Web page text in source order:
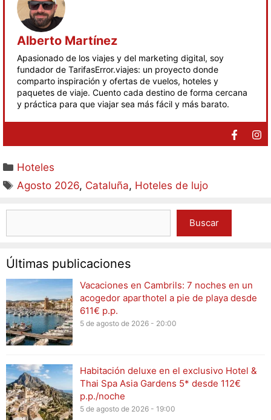
Alberto Martínez
Apasionado de los viajes y del marketing digital, soy
fundador de TarifasError.viajes: un proyecto donde
comparto inspiración y ofertas de vuelos, hoteles y
paquetes de viaje. Cuento cada destino de forma cercana
y práctica para que viajar sea más fácil y más barato.
Hoteles
Agosto 2026, Cataluña, Hoteles de lujo
Buscar
Últimas publicaciones
Vacaciones en Cambrils: 7 noches en un
acogedor aparthotel a pie de playa desde
611€ p.p.
5 de agosto de 2026 - 20:00
Habitación deluxe en el exclusivo Hotel &
Thai Spa Asia Gardens 5* desde 112€
p.p./noche
5 de agosto de 2026 - 19:00